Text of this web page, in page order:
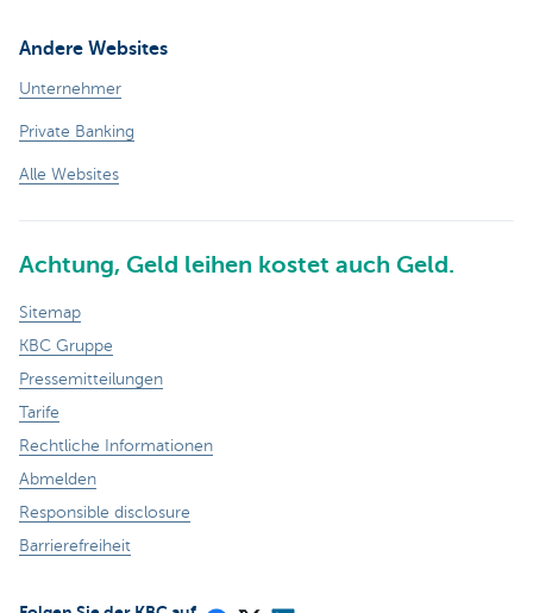
Andere Websites
Unternehmer
Private Banking
Alle Websites
Achtung, Geld leihen kostet auch Geld.
Sitemap
KBC Gruppe
Pressemitteilungen
Tarife
Rechtliche Informationen
Abmelden
Responsible disclosure
Barrierefreiheit